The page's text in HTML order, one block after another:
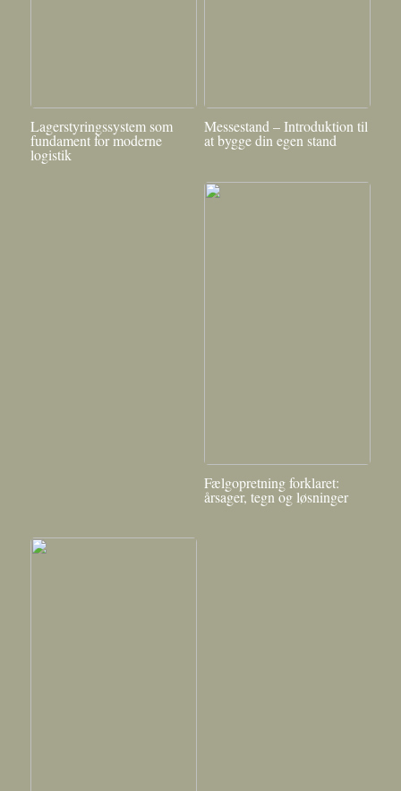
Lagerstyringssystem som
fundament for moderne
logistik
Messestand – Introduktion til
at bygge din egen stand
Fælgopretning forklaret:
årsager, tegn og løsninger